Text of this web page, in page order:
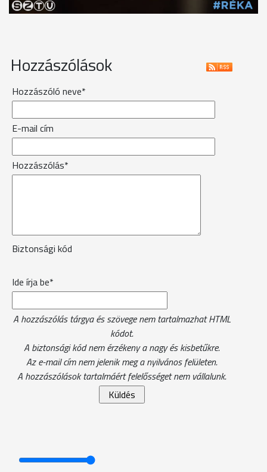
Hozzászólások
Hozzászóló neve*
E-mail cím
Hozzászólás*
Biztonsági kód
Ide írja be*
A hozzászólás tárgya és szövege nem tartalmazhat HTML
kódot.
A biztonsági kód nem érzékeny a nagy és kisbetűkre.
Az e-mail cím nem jelenik meg a nyilvános felületen.
A hozzászólások tartalmáért felelősséget nem vállalunk.